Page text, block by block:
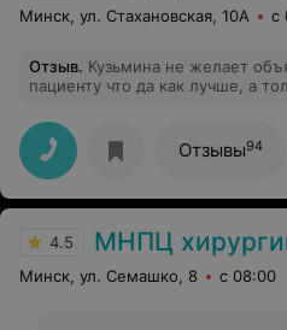
Минск, ул. Стахановская, 10А с
Отзыв. Кузьмина не желает
пациенту что да как лучше, а
зав.отделением неврологии
пациентов на того, кто важнее
рекомендую).
Отзывы94
4.5 МНПЦ
Минск, ул. Семашко, 8 с 08:00